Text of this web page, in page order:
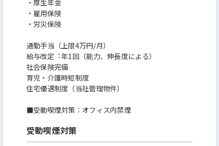
・厚生年金
・雇用保険
・労災保険
通勤⼿当（上限4万円/⽉）
給与改定︓年1回（能⼒、伸⻑度による）
社会保険完備
育児・介護時短制度
住宅優遇制度（当社管理物件）
■受動喫煙対策：オフィス内禁煙
受動喫煙対策